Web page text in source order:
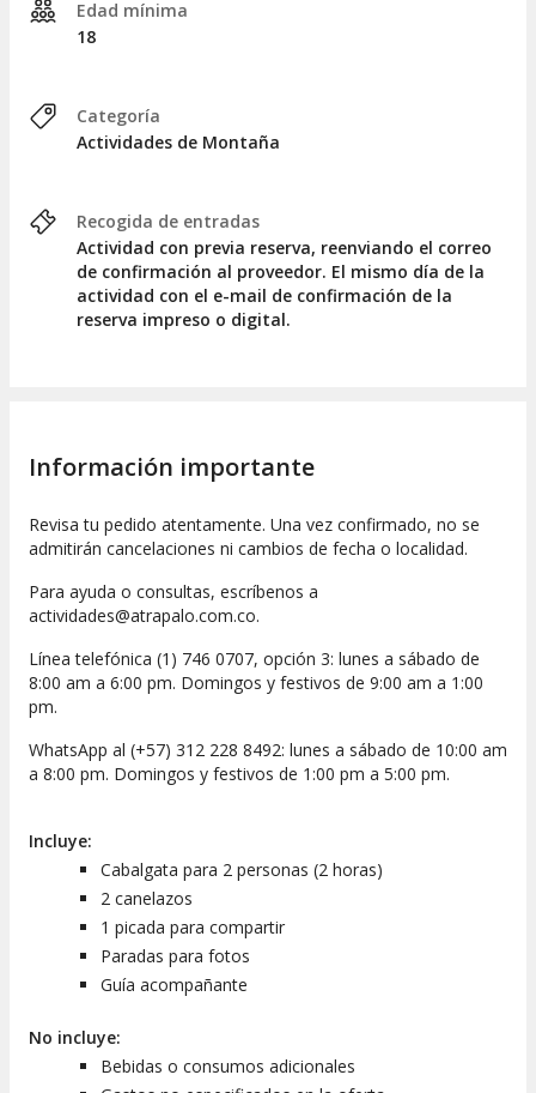
Edad mínima
18
Categoría
Actividades de Montaña
Recogida de entradas
Actividad con previa reserva, reenviando el correo
de confirmación al proveedor. El mismo día de la
actividad con el e-mail de confirmación de la
reserva impreso o digital.
Información importante
Revisa tu pedido atentamente. Una vez confirmado, no se
admitirán cancelaciones ni cambios de fecha o localidad.
Para ayuda o consultas, escríbenos a
actividades@atrapalo.com.co.
Línea telefónica (1) 746 0707, opción 3: lunes a sábado de
8:00 am a 6:00 pm. Domingos y festivos de 9:00 am a 1:00
pm.
WhatsApp al (+57) 312 228 8492: lunes a sábado de 10:00 am
a 8:00 pm. Domingos y festivos de 1:00 pm a 5:00 pm.
Incluye:
Cabalgata para 2 personas (2 horas)
2 canelazos
1 picada para compartir
Paradas para fotos
Guía acompañante
No incluye:
Bebidas o consumos adicionales